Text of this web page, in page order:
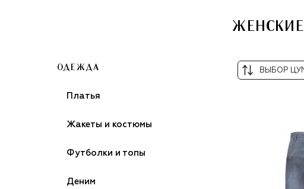
ЖЕНСКИЕ
ОДЕЖДА
Платья
Жакеты и костюмы
Футболки и топы
Деним
ВЫБОР